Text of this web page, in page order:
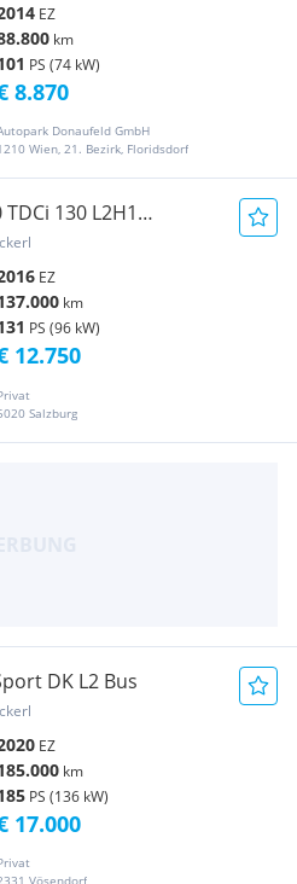
EZ
km
PS (74 kW)
Donaufeld GmbH
Wien, 21. Bezirk, Floridsdorf
8.870
130 L2H1
EZ
km
PS (96 kW)
Salzburg
12.750
DK L2 Bus
EZ
km
PS (136 kW)
Vösendorf
17.000